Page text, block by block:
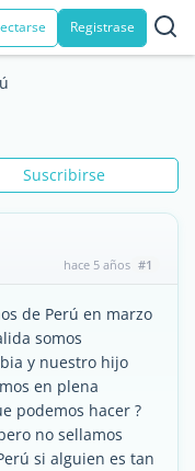
Registrase
Suscribirse
hace 5 años #1
de Perú en marzo
somos
y nuestro hijo
en plena
podemos hacer ?
no sellamos
si alguien es tan